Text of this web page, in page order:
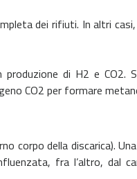
dei rifiuti. In altri
di H2 e CO2.
CO2 per formare
corpo della discarica).
fra l’altro, dal